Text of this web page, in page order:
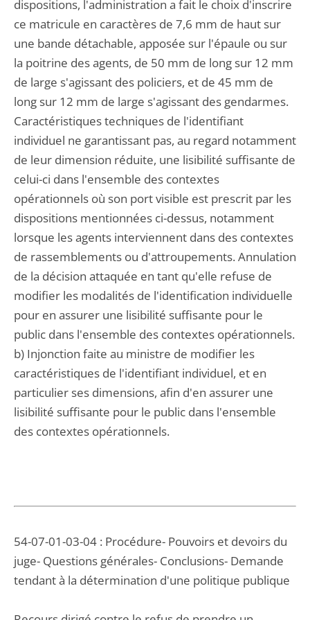
dispositions, l'administration a fait le choix d'inscrire
ce matricule en caractères de 7,6 mm de haut sur
une bande détachable, apposée sur l'épaule ou sur
la poitrine des agents, de 50 mm de long sur 12 mm
de large s'agissant des policiers, et de 45 mm de
long sur 12 mm de large s'agissant des gendarmes.
Caractéristiques techniques de l'identifiant
individuel ne garantissant pas, au regard notamment
de leur dimension réduite, une lisibilité suffisante de
celui-ci dans l'ensemble des contextes
opérationnels où son port visible est prescrit par les
dispositions mentionnées ci-dessus, notamment
lorsque les agents interviennent dans des contextes
de rassemblements ou d'attroupements. Annulation
de la décision attaquée en tant qu'elle refuse de
modifier les modalités de l'identification individuelle
pour en assurer une lisibilité suffisante pour le
public dans l'ensemble des contextes opérationnels.
b) Injonction faite au ministre de modifier les
caractéristiques de l'identifiant individuel, et en
particulier ses dimensions, afin d'en assurer une
lisibilité suffisante pour le public dans l'ensemble
des contextes opérationnels.
54-07-01-03-04 : Procédure- Pouvoirs et devoirs du
juge- Questions générales- Conclusions- Demande
tendant à la détermination d'une politique publique